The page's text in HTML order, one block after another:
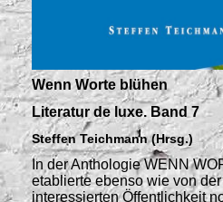
Wenn Worte blühen
Literatur de luxe. Band 7
Steffen Teichmann (Hrsg.)
In der Anthologie WENN
etablierte ebenso wie von
interessierten Öffentlichkeit